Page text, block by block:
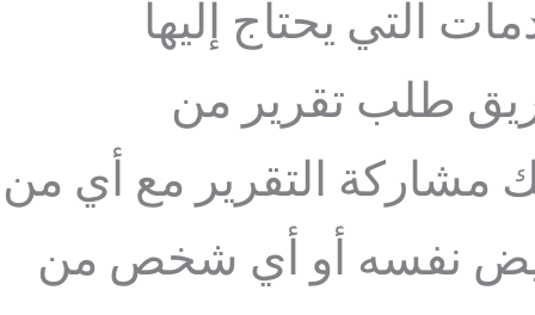
التي يحتاج إليها
طلب تقرير من
التقرير مع أي من
نفسه أو أي شخص من